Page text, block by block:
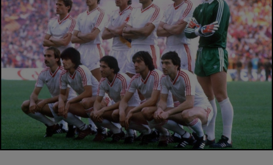
Cupa României
Echipa Națională
U21
Fotbal feminin
Special
Diverse
Inedit